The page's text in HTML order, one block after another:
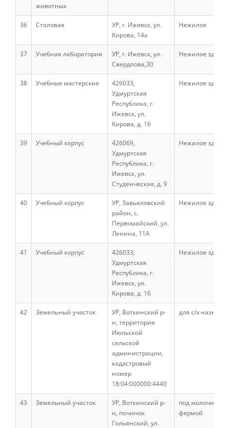
Выпускники факультета
Направления подготовки
Научные разработки
Консультационные услуги
Список публикаций
Информационные системы
Кафедры ИФ
Студенческое конструкторско-
исследовательское бюро (СКИБ)
Направления подготовки
Научные разработки
животных
36 Столовая
УР, г. Ижевск, ул.
Кирова, 14а
Нежилое
37 Учебная лаборатория
УР, г. Ижевск, ул.
Свердлова,30
Нежилое
38 Учебные мастерские
426033,
Удмуртская
Республика, г.
Ижевск, ул.
Кирова, д. 16
Нежилое
39 Учебный корпус
426069,
Удмуртская
Республика, г.
Ижевск, ул.
Студенческая, д. 9
Нежилое
40 Учебный корпус
УР, Завьяловский
район, с.
Первомайский, ул.
Ленина, 11А
Нежилое
41 Учебный корпус
426033,
Удмуртская
Республика, г.
Ижевск, ул.
Кирова, д. 16
Нежилое
42 Земельный участок
УР, Воткинский р-
н, территория
Июльской
сельской
администрации,
кадастровый
номер
18:04:000000:4440
для с/х
43 Земельный участок
УР, Воткинский р-
н, починок
Гольянский, ул.
под молочно-
фермой